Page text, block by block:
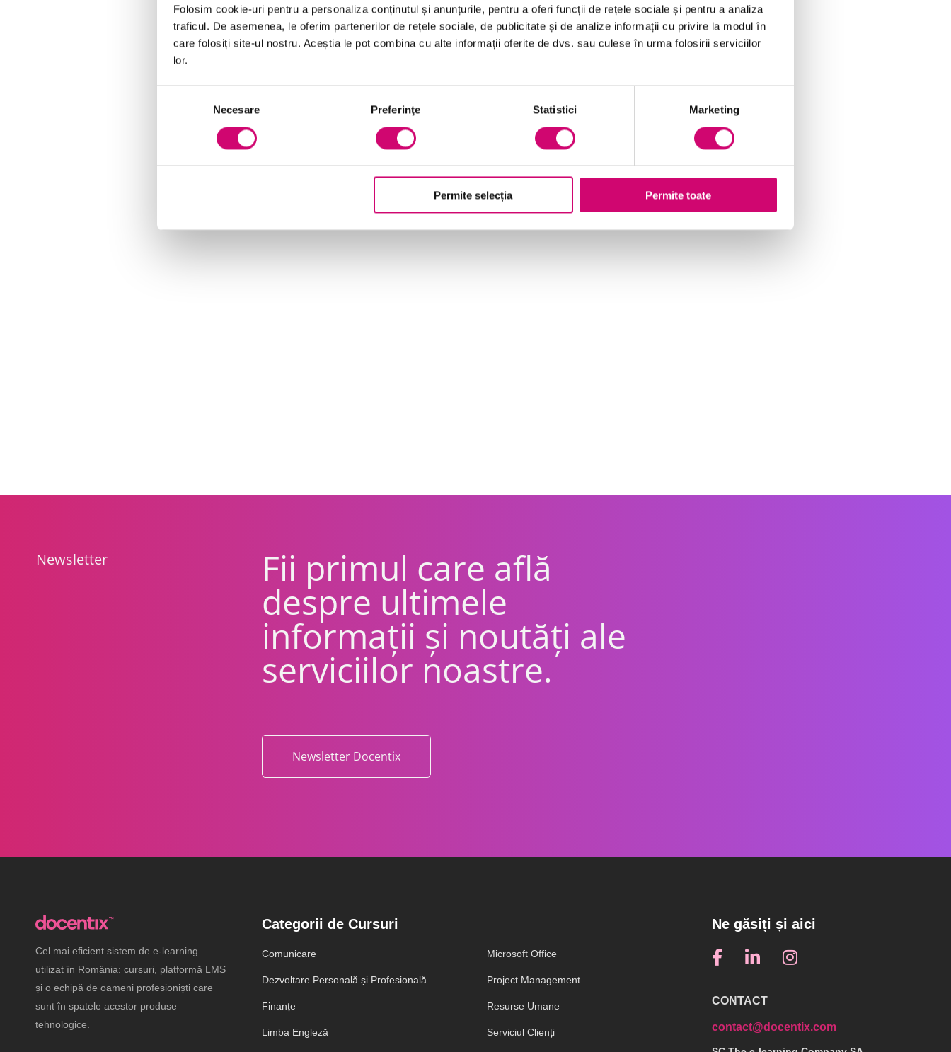
Folosim cookie-uri pentru a personaliza conținutul și anunțurile, pentru a oferi funcții de rețele sociale și pentru a analiza
traficul. De asemenea, le oferim partenerilor de rețele sociale, de publicitate și de analize informații cu privire la modul în
care folosiți site-ul nostru. Aceștia le pot combina cu alte informații oferite de dvs. sau culese în urma folosirii serviciilor
lor.
consimțământului
Necesare Preferinţe Statistici Marketing
Permite selecția Permite toate
Newsletter Fii primul care află
despre ultimele
informații și noutăți ale
serviciilor noastre.
Newsletter Docentix
Cel mai eficient sistem de e-learning
utilizat în România: cursuri, platformă LMS
și o echipă de oameni profesioniști care
sunt în spatele acestor produse
tehnologice.
Categorii de Cursuri
Comunicare
Dezvoltare Personală și Profesională
Finanțe
Limba Engleză
Microsoft Office
Project Management
Resurse Umane
Serviciul Clienți
Ne găsiți și aici
CONTACT
contact@docentix.com